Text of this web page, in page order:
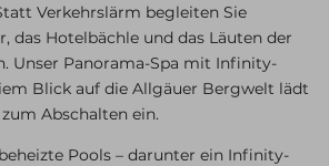
Verkehrslärm begleiten Sie
das Hotelbächle und das Läuten der
Unser Panorama-Spa mit Infinity-
Blick auf die Allgäuer Bergwelt lädt
zum Abschalten ein.
Pools – darunter ein Infinity-